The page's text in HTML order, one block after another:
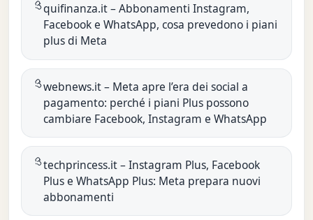
quifinanza.it – Abbonamenti Instagram,
Facebook e WhatsApp, cosa prevedono i piani
plus di Meta
webnews.it – Meta apre l’era dei social a
pagamento: perché i piani Plus possono
cambiare Facebook, Instagram e WhatsApp
techprincess.it – Instagram Plus, Facebook
Plus e WhatsApp Plus: Meta prepara nuovi
abbonamenti